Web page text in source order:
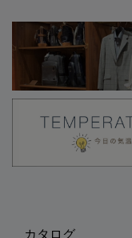
カタログ